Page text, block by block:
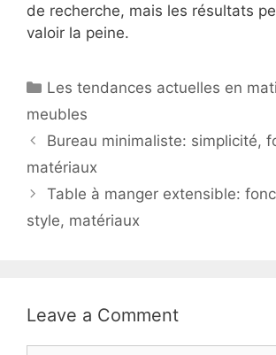
de recherche, mais les résultats
valoir la peine.
Categories
Les tendances actuelles en
meubles
Bureau minimaliste: simplicité,
matériaux
Table à manger extensible:
style, matériaux
Leave a Comment